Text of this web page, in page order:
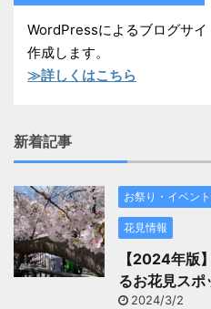
WordPressによるブログサ
作成します。
≫詳しくはこちら
新着記事
お祭り・イベン
花見情報
【2024年版
るお花見ス
2024/3/2